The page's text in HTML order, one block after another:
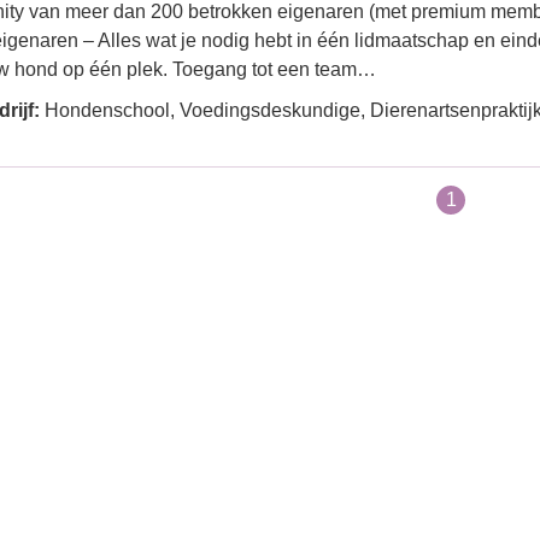
van meer dan 200 betrokken eigenaren (met premium
– Alles wat je nodig hebt in één lidmaatschap en
hond op één plek. Toegang tot een team…
Hondenschool, Voedingsdeskundige,
1